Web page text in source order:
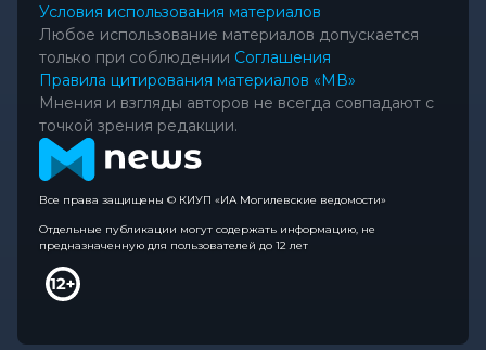
Условия использования материалов
Любое использование материалов допускается
только при соблюдении Соглашения
Правила цитирования материалов «МВ»
Мнения и взгляды авторов не всегда совпадают с
точкой зрения редакции.
Все права защищены © КИУП «ИА Могилевские ведомости»
Отдельные публикации могут содержать информацию, не
предназначенную для пользователей до 12 лет